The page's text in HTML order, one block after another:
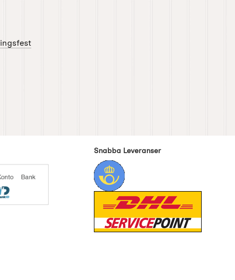
Snabba Leveranser